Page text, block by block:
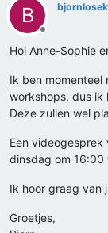
B
Offline
Hoi Anne-Sophie
Ik ben momenteel
workshops, dus ik
Deze zullen wel
Een
dinsdag om 16:00
Ik hoor graag van
Groetjes,